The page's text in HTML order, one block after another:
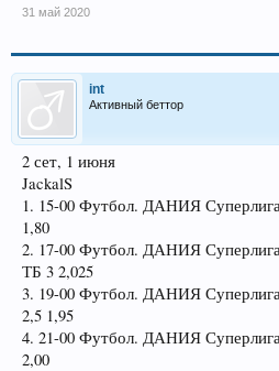
31 май 2020
int
Активный беттор
2 сет, 1 июня
JackalS
1. 15-00 Футбол. ДАНИЯ
1,80
2. 17-00 Футбол. ДАНИЯ
ТБ 3 2,025
3. 19-00 Футбол. ДАНИЯ
2,5 1,95
4. 21-00 Футбол. ДАНИЯ
2,00